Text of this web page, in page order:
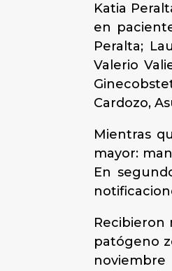
Katia
en
Peralta;
Valerio
Cardozo,
Mientras
mayor:
En
Recibieron
patógeno